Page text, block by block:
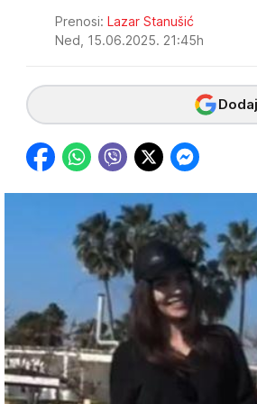
Prenosi: Lazar Stanušić
Ned, 15.06.2025. 21:45h